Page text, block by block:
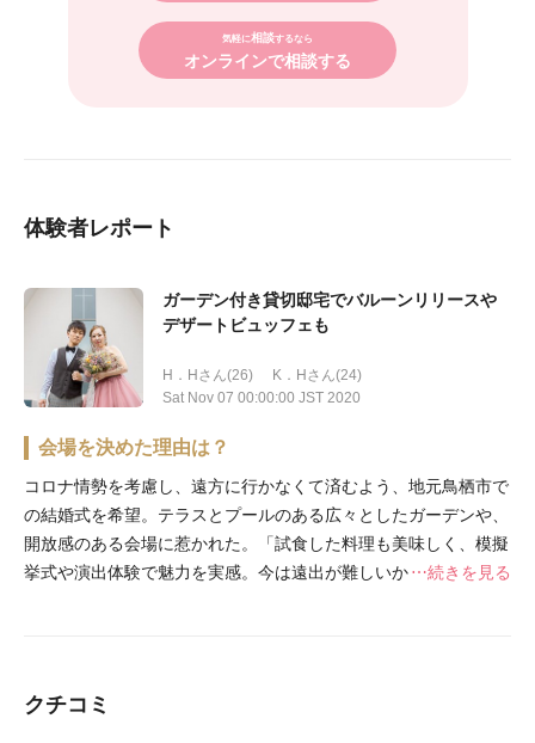
気軽に相談するなら
オンラインで相談する
体験者レポート
ガーデン付き貸切邸宅でバルーンリリースや
デザートビュッフェも
H．Hさん(26)
K．Hさん(24)
Sat Nov 07 00:00:00 JST 2020
会場を決めた理由は？
コロナ情勢を考慮し、遠方に行かなくて済むよう、地元鳥栖市で
の結婚式を希望。テラスとプールのある広々としたガーデンや、
開放感のある会場に惹かれた。「試食した料理も美味しく、模擬
挙式や演出体験で魅力を実感。今は遠出が難しいからこそ、リ
続きを見る
クチコミ